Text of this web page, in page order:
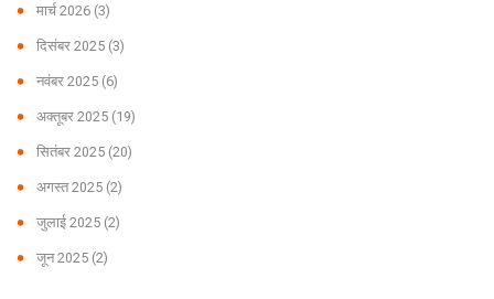
मार्च 2026 (3)
दिसंबर 2025 (3)
नवंबर 2025 (6)
अक्तूबर 2025 (19)
सितंबर 2025 (20)
अगस्त 2025 (2)
जुलाई 2025 (2)
जून 2025 (2)